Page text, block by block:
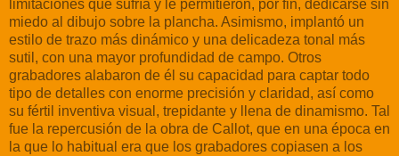
limitaciones que sufría y le permitieron, por fin, dedicarse sin
miedo a l dibujo sobre la plancha. Asimismo, implantó un
estilo de trazo más dinámico y una delicadeza tonal más
sutil, con una mayor profundidad de campo. Otros
grabadores alabaron de él su capacidad para captar todo
tipo de detalles con enorme precisión y claridad, así como
su fértil inventiva visual, trepidante y llena de dinamismo. Tal
fue la repercusión de la obra de Callot, que en una época en
la que lo habitual era que los grabadores copiasen a los